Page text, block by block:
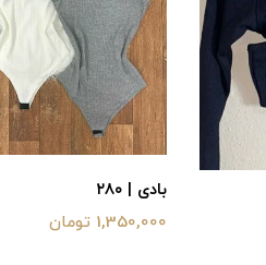
بادی | ۲۸۰
1,350,000 تومان